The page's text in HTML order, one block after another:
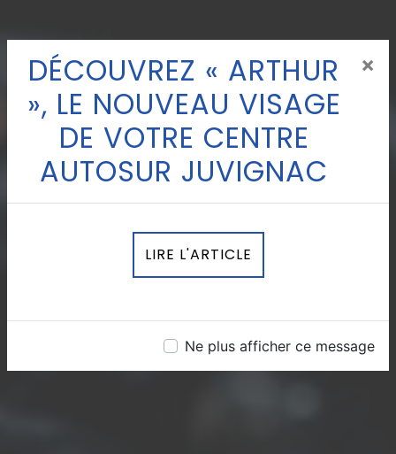
DÉCOUVREZ « ARTHUR
», LE NOUVEAU VISAGE
DE VOTRE CENTRE
AUTOSUR JUVIGNAC
×
LIRE L'ARTICLE
Ne plus afficher ce message